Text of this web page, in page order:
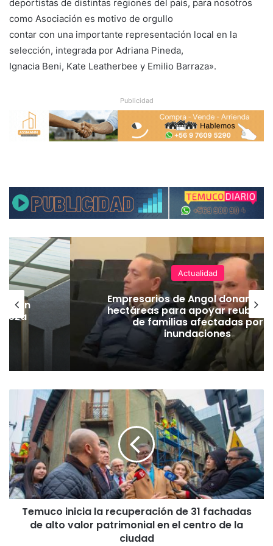
deportistas de distintas regiones del país, para nosotros
como Asociación es motivo de orgullo
contar con una importante representación local en la
selección, integrada por Adriana Pineda,
Ignacia Beni, Kate Leatherbee y Emilio Barraza».
Publicidad
Actualidad
Empresarios de Angol donan
hectáreas para apoyar
de familias afectadas por
inundaciones
m
u
c
o
i
n
i
Temuco inicia la recuperación de 31 fachadas
de alto valor patrimonial en el centro de la
ciudad